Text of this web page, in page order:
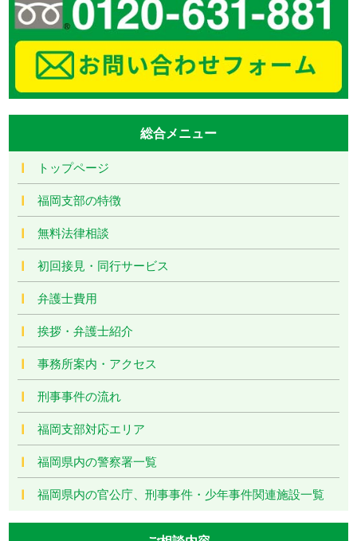
総合メニュー
トップページ
福岡支部の特徴
無料法律相談
初回接見・同行サービス
弁護士費用
挨拶・弁護士紹介
事務所案内・アクセス
刑事事件の流れ
福岡支部対応エリア
福岡県内の警察署一覧
福岡県内の官公庁、刑事事件・少年事件関連施設一覧